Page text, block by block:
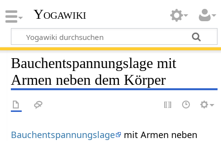
Yogawiki
Bauchentspannungslage mit
Armen neben dem Körper
Bauchentspannungslage
mit Armen neben